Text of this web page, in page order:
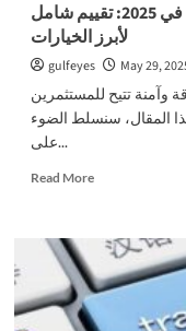
أفضل منصات تداول العملات الرقمية في 2025: تقييم شامل
لأبرز الخيارات
gulfeyes May 29,
وآمنة تتيح للمستثمرين
المقال، سنسلط الضوء
على...
Read MoreRead
أفضل
منصات
تداول
العملات
الرقمية